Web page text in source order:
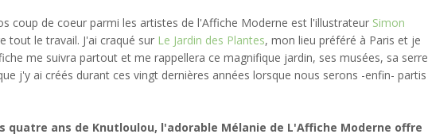
coup de coeur parmi les artistes de l'Affiche Moderne est l'illustrateur Simon
tout le travail. J'ai craqué sur Le Jardin des Plantes, mon lieu préféré à Paris et je
me suivra partout et me rappellera ce magnifique jardin, ses musées, sa serre
j'y ai créés durant ces vingt dernières années lorsque nous serons -enfin- partis
quatre ans de Knutloulou, l'adorable Mélanie de L'Affiche Moderne offre